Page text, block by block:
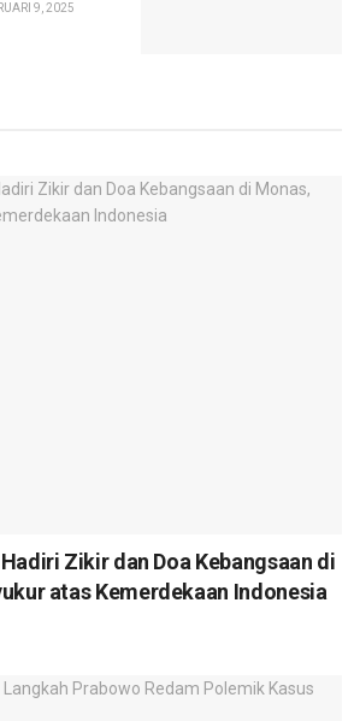
9, 2025
Zikir dan Doa Kebangsaan di
atas Kemerdekaan Indonesia